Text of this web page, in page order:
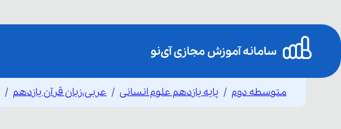
متوسطه دوم پایه یازدهم علوم انسانی عربی،زبان قرآن یازدهم